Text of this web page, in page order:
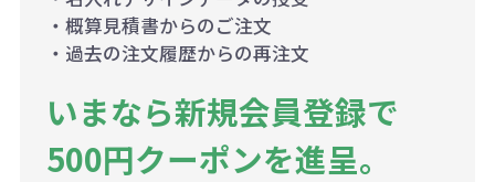
・概算見積書からのご注文
・過去の注文履歴からの再注文
いまなら新規会員登録で
500円クーポンを進呈。